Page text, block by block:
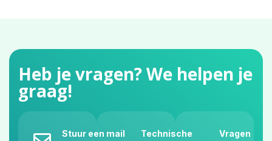
Heb je vragen? We helpen je
graag!
Stuur een mail
Technische
Vragen